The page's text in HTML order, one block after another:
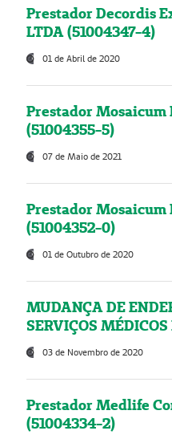
Prestador Decordis
LTDA (51004347-4)
01 de Abril de 2020
Prestador
(51004355-5)
07 de Maio de 2021
Prestador Mosaicum
(51004352-0)
01 de Outubro de 2020
MUDANÇA DE
SERVIÇOS
03 de Novembro de 2020
Prestador Medlife
(51004334-2)